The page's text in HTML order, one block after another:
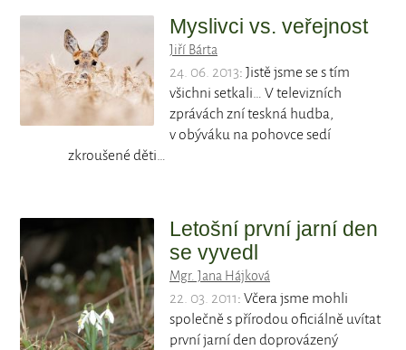
Myslivci vs. veřejnost
Jiří Bárta
24. 06. 2013: Jistě jsme se s tím
všichni setkali… V televizních
zprávách zní teskná hudba,
v obýváku na pohovce sedí
zkroušené děti…
Letošní první jarní den
se vyvedl
Mgr. Jana Hájková
22. 03. 2011: Včera jsme mohli
společně s přírodou oficiálně uvítat
první jarní den doprovázený